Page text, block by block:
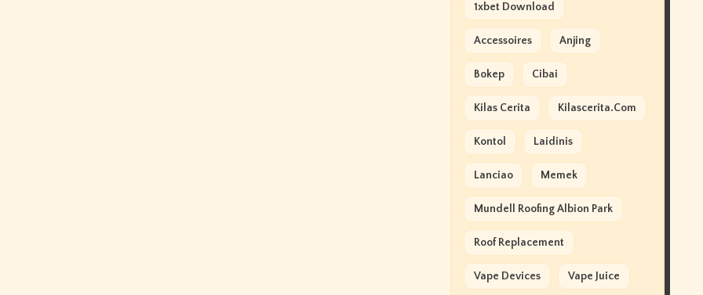
1xbet Download
Accessoires Anjing
Bokep Cibai
Kilas Cerita Kilascerita.com
Kontol Laidinis
Lanciao Memek
Mundell Roofing Albion Park
Roof Replacement
Vape Devices Vape Juice